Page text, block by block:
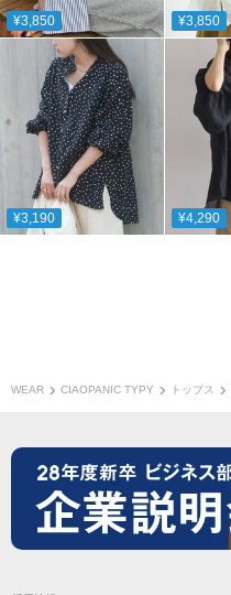
¥3,850 ¥3,850
¥3,190 ¥4,290
WEAR CIAOPANIC TYPY トップス